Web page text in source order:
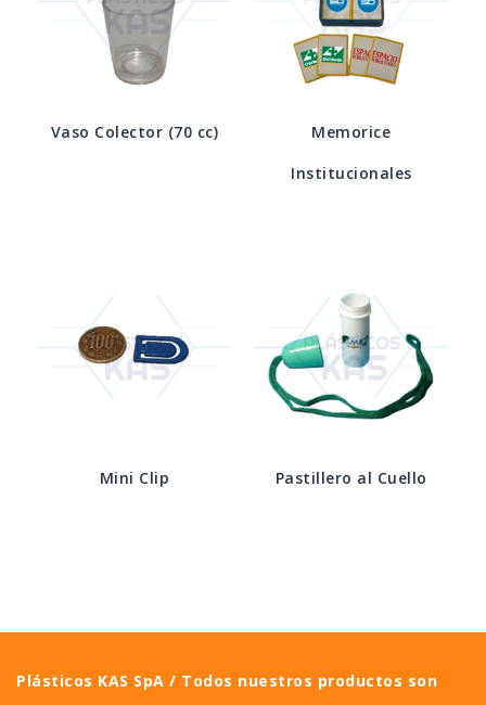
Vaso Colector (70 cc)
Memorice
Institucionales
Mini Clip Pastillero al Cuello
Plásticos KAS SpA / Todos nuestros productos son